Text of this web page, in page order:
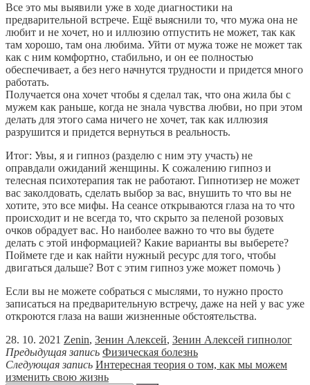
Все это мы выявили уже в ходе диагностики на
предварительной встрече. Ещё выяснили то, что мужа она не
любит и не хочет, но и иллюзию отпустить не может, так как
там хорошо, там она любима. Уйти от мужа тоже не может так
как с ним комфортно, стабильно, и он ее полностью
обеспечивает, а без него начнутся трудности и придется много
работать.
Получается она хочет чтобы я сделал так, что она жила бы с
мужем как раньше, когда не знала чувства любви, но при этом
делать для этого сама ничего не хочет, так как иллюзия
разрушится и придется вернуться в реальность.
Итог: Увы, я и гипноз (разделю с ним эту участь) не
оправдали ожиданий женщины. К сожалению гипноз и
телесная психотерапия так не работают. Гипнотизер не может
вас заколдовать, сделать выбор за вас, внушить то что вы не
хотите, это все мифы. На сеансе открываются глаза на то что
происходит и не всегда то, что скрыто за пеленой розовых
очков обрадует вас. Но наиболее важно то что вы будете
делать с этой информацией? Какие варианты вы выберете?
Поймете где и как найти нужный ресурс для того, чтобы
двигаться дальше? Вот с этим гипноз уже может помочь )
Если вы не можете собраться с мыслями, то нужно просто
записаться на предварительную встречу, даже на ней у вас уже
откроются глаза на ваши жизненные обстоятельства.
28. 10. 2021 Zenin, Зенин Алексей, Зенин Алексей гипнолог
Предыдущая запись Физическая болезнь
Следующая запись Интересная теория о том, как мы можем
изменить свою жизнь